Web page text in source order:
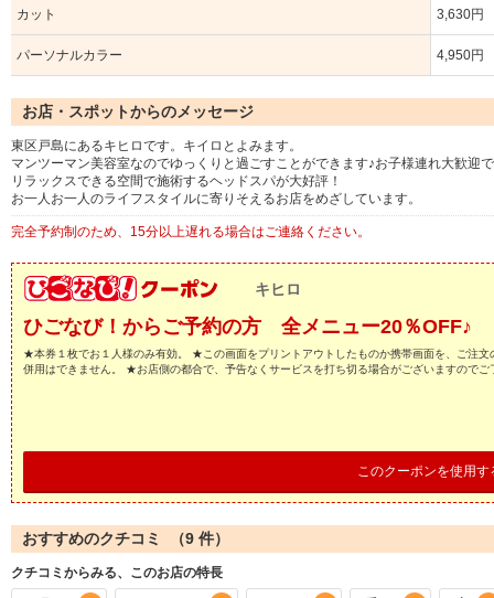
カット 3,630円
パーソナルカラー 4,950円
お店・スポットからのメッセージ
東区戸島にあるキヒロです。キイロとよみます。
マンツーマン美容室なのでゆっくりと過ごすことができます♪お子様連れ大歓迎
リラックスできる空間で施術するヘッドスパが大好評！
お一人お一人のライフスタイルに寄りそえるお店をめざしています。
完全予約制のため、15分以上遅れる場合はご連絡ください。
キヒロ
ひごなび！からご予約の方 全メニュー20％OFF♪
★本券１枚でお１人様のみ有効。 ★この画面をプリントアウトしたものか携帯画面を、ご注
併用はできません。 ★お店側の都合で、予告なくサービスを打ち切る場合がございますのでご
このクーポンを使用す
おすすめのクチコミ （9 件）
クチコミからみる、このお店の特長